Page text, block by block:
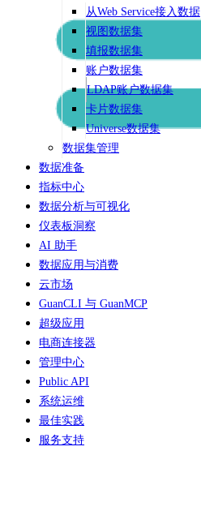
从Web Service接入数据
视图数据集
填报数据集
账户数据集
LDAP账户数据集
卡片数据集
Universe数据集
数据集管理
数据准备
指标中心
数据分析与可视化
仪表板洞察
AI 助手
数据应用与消费
云市场
GuanCLI 与 GuanMCP
超级应用
电商连接器
管理中心
Public API
系统运维
最佳实践
服务支持